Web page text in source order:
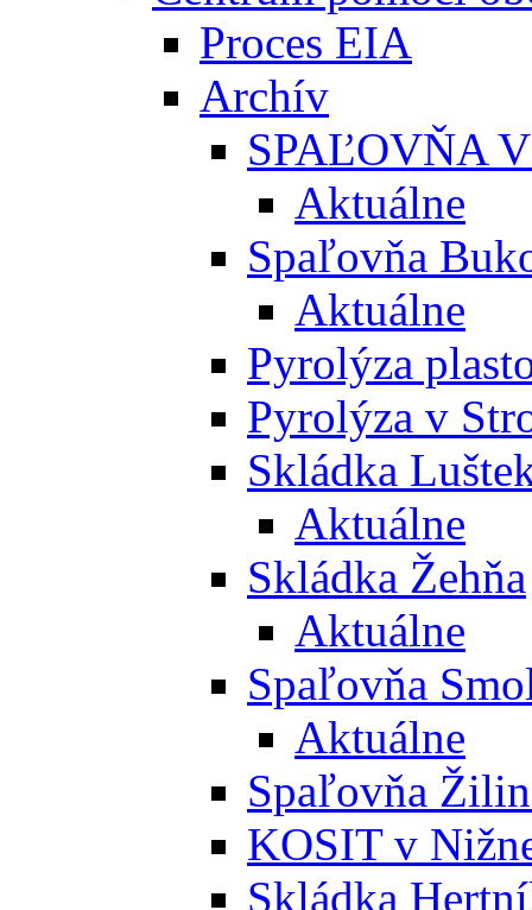
Proces EIA
Archív
SPAĽOVŇA
Aktuálne
Spaľovňa
Aktuálne
Pyrolýza
Pyrolýza v
Skládka
Aktuálne
Skládka Žehňa
Aktuálne
Spaľovňa
Aktuálne
Spaľovňa
KOSIT v
Skládka